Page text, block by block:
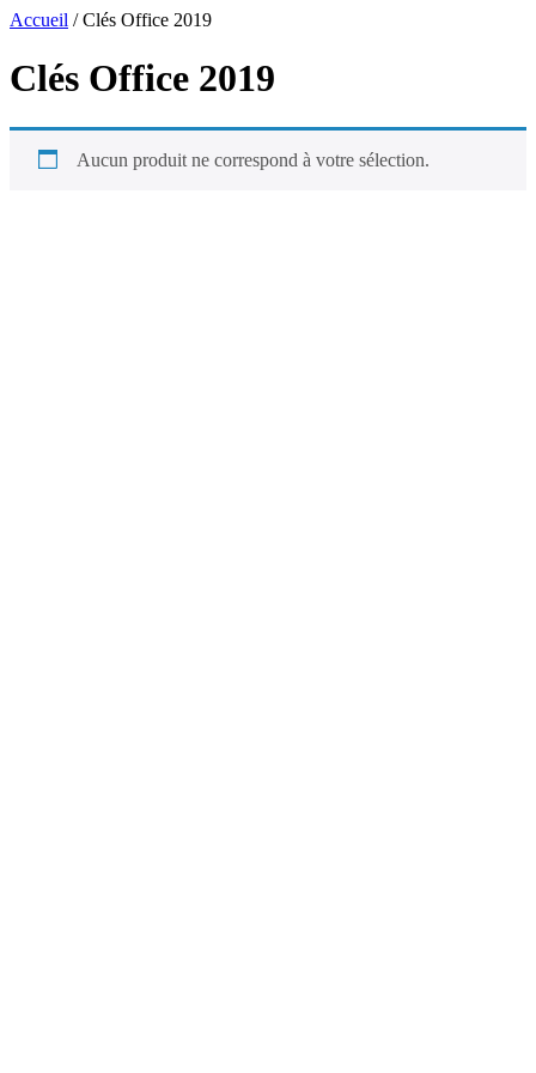
Aller
contenu
Accueil / Clés Office 2019
Clés Office 2019
Aucun produit ne correspond à votre sélection.